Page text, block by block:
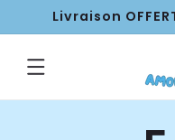
PASSER
AU
Livraison